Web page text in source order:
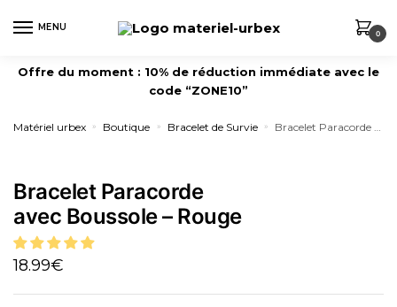
MENU
0
Offre du moment : 10% de réduction immédiate avec le
code “ZONE10”
Matériel urbex » Boutique » Bracelet de Survie » Bracelet Paracorde avec Boussole – Rouge
Bracelet Paracorde
avec Boussole – Rouge
18.99€